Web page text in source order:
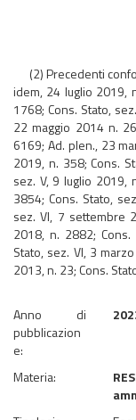
(2) Precedenti
idem, 24 luglio 2019,
1768; Cons. Stato,
22 maggio 2014 n.
6169; Ad. plen., 23
2019, n. 358; Cons.
sez. V, 9 luglio 2019,
3854; Cons. Stato,
sez. VI, 7 settembre
2018, n. 2882;
Stato, sez. VI, 3
2013, n. 23; Cons.
Anno di
pubblicazion
e:
Materia: